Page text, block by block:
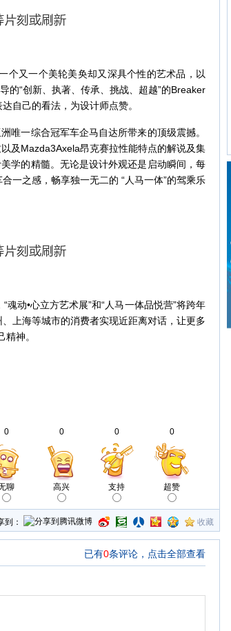
又一个美轮美奂却又深具个性的艺术品，以
的“创新、执著、传承、挑战、超越”的Breaker
自己的看法，为设计师点赞。
一综合冠军车企马自达所带来的顶级震撼。
及Mazda3Axela昂克赛拉性能特点的解说及集
学的精髓。无论是设计外观还是启动瞬间，每
一之感，畅享独一无二的 “人马一体”的驾乘乐
动•心立方艺术展”和“人马一体品悦营”将跨年
上海等城市的消费者实现近距离对话，让更多
神。
0
聊
0
高兴
0
支持
0
超赞
到： 收藏